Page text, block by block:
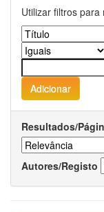
Utilizar filtros
Resultados/
Autores/Registo